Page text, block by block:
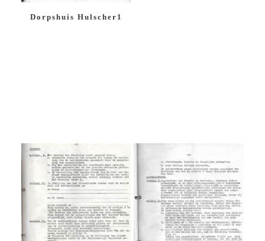
Dorpshuis Hulscher1